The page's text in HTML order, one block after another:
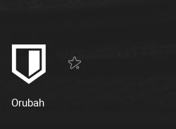
Orubah